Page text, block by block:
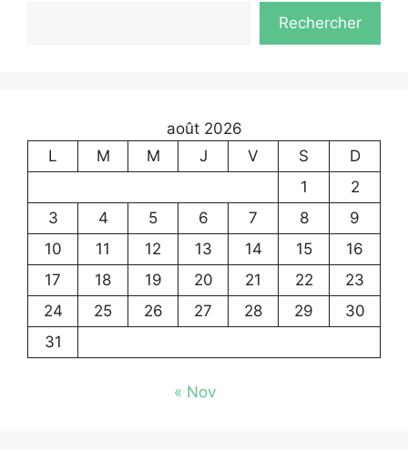
Rechercher
août 2026
L
M M J V S
D
1
2
3
4 5 6 7 8
9
10
11 12 13 14 15
16
17
18 19 20 21 22
23
24
25 26 27 28 29
30
31
« Nov